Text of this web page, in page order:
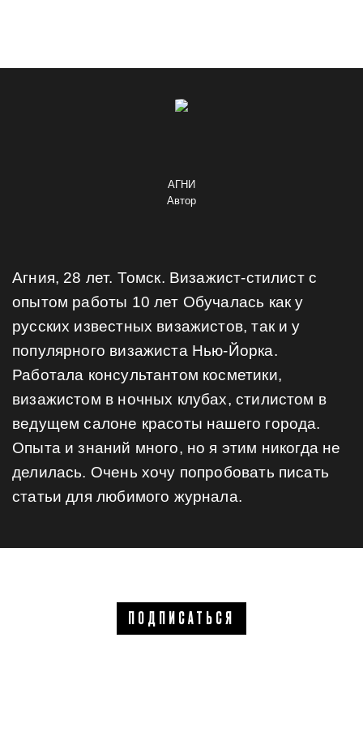
Агния, 28 лет. Томск. Визажист-стилист с
опытом работы 10 лет Обучалась как у
русских известных визажистов, так и у
популярного визажиста Нью-Йорка.
Работала консультантом косметики,
визажистом в ночных клубах, стилистом в
ведущем салоне красоты нашего города.
Опыта и знаний много, но я этим никогда не
делилась. Очень хочу попробовать писать
статьи для любимого журнала.
АГНИ
Автор
ПОДПИСАТЬСЯ